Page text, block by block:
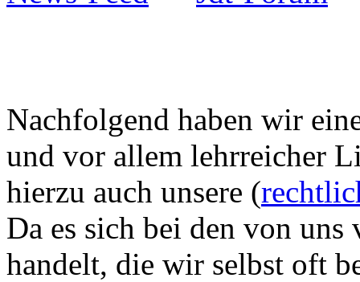
Nachfolgend haben wir
und vor allem lehrreicher
hierzu auch unsere (
Da es sich bei den von
handelt, die wir selbst oft